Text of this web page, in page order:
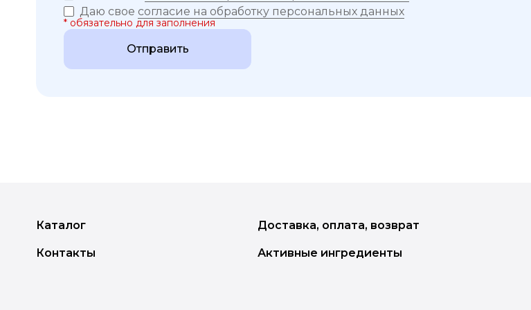
Онихолизис. Выбор средств для работы с различными видами
ожоге ногтевой пластины).
Схемы применения препаратов в кабинете и в домашнем уходе по
Материалы для скачивания – протоколы педикюра, схема зачистки
Даю свое согласие на обработку персональных данных
* обязательно для заполнения
Отправить
Каталог
Контакты
Доставка, оплата, возврат
Активные ингредиенты